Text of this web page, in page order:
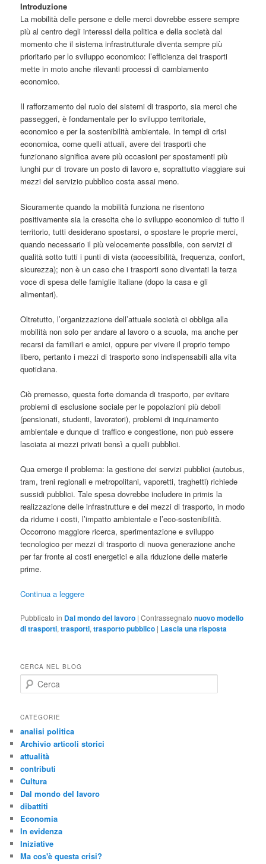
Introduzione
La mobilità delle persone e delle merci dovrebbe essere sempre
più al centro degli interessi della politica e della società dal
momento che il sistema infrastrutturale diventa sempre più
prioritario per lo sviluppo economico: l’efficienza dei trasporti
mette in moto anche rilevanti processi di cambiamento
economico.
Il rafforzamento del ruolo dei sistemi di trasporto, sia merci che
passeggeri, è fondamentale per lo sviluppo territoriale,
economico e per la sostenibilità ambientale. In tempi di crisi
economica, come quelli attuali, avere dei trasporti che
funzionano significa avere più occasioni per spostamenti più
lunghi pur di trovare un posto di lavoro e, soprattutto viaggiare sui
mezzi del servizio pubblico costa assai meno.
Sicuramente quando la mobilità funziona ne risentono
positivamente sia la crescita che lo sviluppo economico di tutto il
territorio, tutti desiderano spostarsi, o spostare le proprie merci,
quando necessario il più velocemente possibile, con servizi di
qualità sotto tutti i punti di vista (accessibilità, frequenza, confort,
sicurezza); non è un caso che i trasporti sono diventati la terza
voce di spesa delle famiglie italiane (dopo la casa e gli
alimentari).
Oltretutto, l’organizzazione dell’attuale società ci obbliga alla
mobilità non solo per andare al lavoro o a scuola, ma anche per
recarsi da familiari e amici, oppure per vivere il proprio tempo
libero, pertanto i mezzi di trasporto sono indispensabili alla vita
quotidiana.
Ciò premesso, questa forte domanda di trasporto, per evitare
problemi di esclusione sociale per le popolazioni più deboli
(pensionati, studenti, lavoratori), problemi di inquinamento
ambientale e dunque di traffico e congestione, non può essere
lasciata ai mezzi privati bensì a quelli pubblici.
Qua emerge il problema: la gestione dei servizi pubblici (autobus,
tram, treni regionali e metropolitani, vaporetti, traghetti) richiede
sussidi pubblici. Tale spesa dovrebbe includere in primis la
realizzazione delle infrastrutture e dei mezzi di trasporto, in modo
da ridurne i costi, l’impatto ambientale e l’eco-sostenibilità.
Occorrono maggiore ricerca, sperimentazione e sviluppo
tecnologico per mezzi di trasporto di nuova generazione anche
per far fronte ai costi energetici e alla riduzione delle materie
prime.
Continua a leggere
Pubblicato in Dal mondo del lavoro |Contrassegnato nuovo modello
di trasporti,trasporti,trasporto pubblico | Lascia una risposta
CERCA NEL BLOG
e
c
CATEGORIE
analisi politica
Archivio articoli storici
attualità
contributi
Cultura
Dal mondo del lavoro
dibattiti
Economia
In evidenza
Iniziative
Ma cos'è questa crisi?